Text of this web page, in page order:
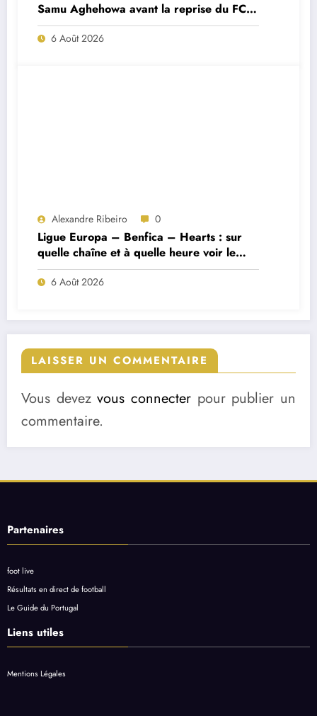
Samu Aghehowa avant la reprise du FC
Porto ?
6 Août 2026
Alexandre Ribeiro 0
Ligue Europa – Benfica – Hearts : sur
quelle chaîne et à quelle heure voir le
match ?
6 Août 2026
LAISSER UN COMMENTAIRE
Vous devezvous connecter pour publier un
commentaire.
Partenaires
foot live
Résultats en direct de football
Le Guide du Portugal
Liens utiles
Mentions Légales